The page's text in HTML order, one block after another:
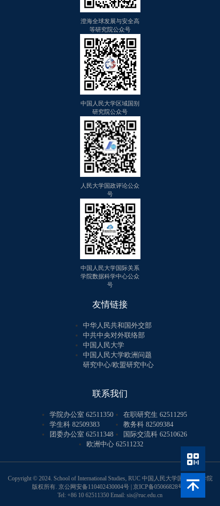
澄海全球发展与安全高
等研究院公众号
中国人民大学区域国别
研究院公众号
人民大学国政评论公众
号
中国人民大学国际关系
学院数据科学中心公众
号
友情链接
中华人民共和国外交部
中共中央对外联络部
中国人民大学
中国人民大学欧洲问题
研究中心/欧盟研究中心
联系我们
学院办公室 62511350
在职研究生 62511295
学生科 82509383
教务科 82509384
团委办公室 62511348
国际交流科 62510626
欧洲中心 62511232
Copyright © 2024. School of International Studies, RUC 中国人民大学国际关系学院
版权所有. 京公网安备110402430004号| 京ICP备05066828号-1
Tel: +86 10 62511350 Email: sis@ruc.edu.cn